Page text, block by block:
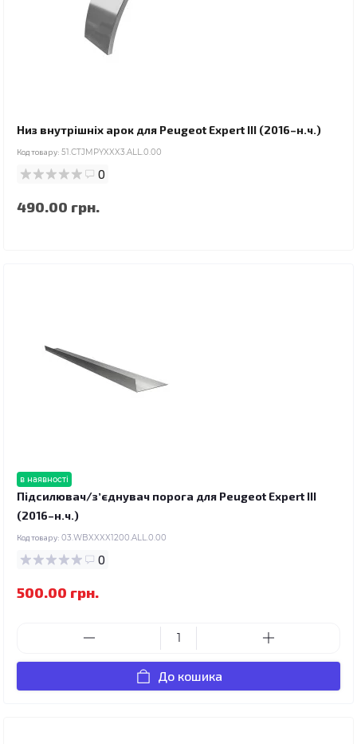
Низ внутрішніх арок для Peugeot Expert III (2016–н.ч.)
Код товару: 51.CTJMPYXXX3.ALL.0.00
0
490.00 грн.
в наявності
Підсилювач/зʼєднувач порога для Peugeot Expert III
(2016–н.ч.)
Код товару: 03.WBXXXX1200.ALL.0.00
0
500.00 грн.
До кошика